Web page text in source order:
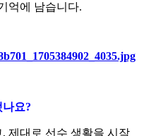
억에 남습니다.
나요?
, 제대로 선수 생활을 시작